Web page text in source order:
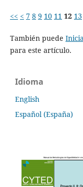
<< < 7 8 9 10 11 12 13
También puede
para este artículo.
Idioma
English
Español (España)